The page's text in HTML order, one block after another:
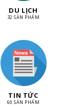
DU LỊCH
32 SẢN PHẨM
TIN TỨC
60 SẢN PHẨM